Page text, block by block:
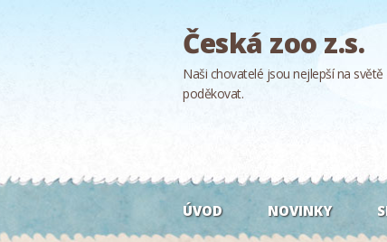
Česká zoo z.s.
Naši chovatelé jsou nejlepší na
poděkovat.
ÚVOD NOVINKY